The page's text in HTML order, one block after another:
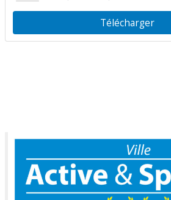
Télécharger